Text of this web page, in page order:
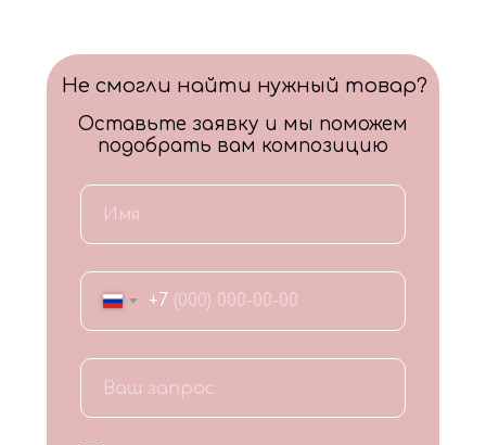
+7
Не смогли найти нужный товар?
Оставьте заявку и мы поможем
подобрать вам композицию